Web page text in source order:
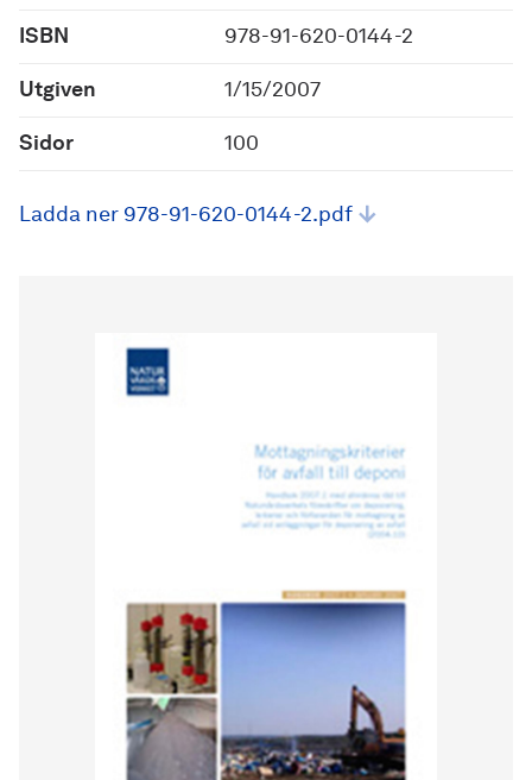
ISBN 978-91-620-0144-2
Utgiven 1/15/2007
Sidor 100
Ladda ner 978-91-620-0144-2.pdf